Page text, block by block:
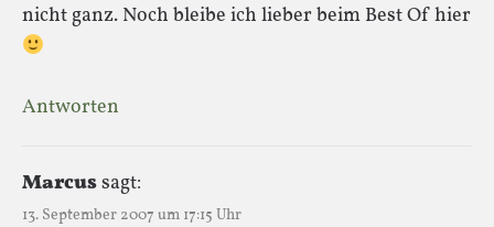
nicht ganz. Noch bleibe ich lieber beim Best Of hier
Antworten
Marcussagt:
13. September 2007 um 17:15 Uhr